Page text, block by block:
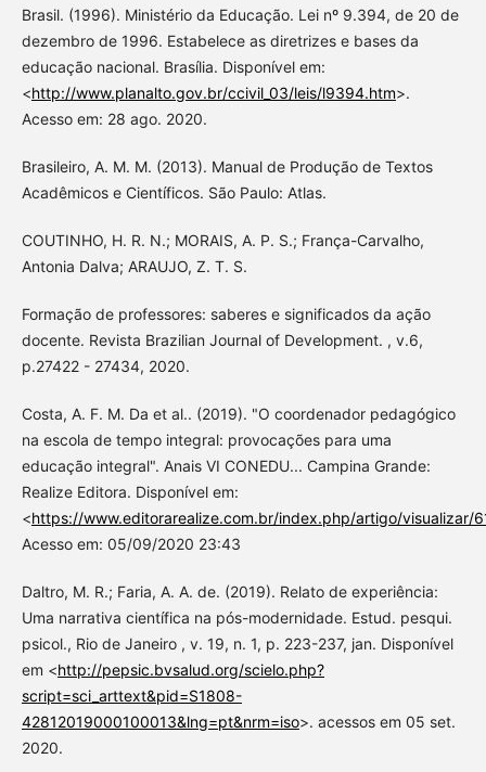
Brasil. (1996). Ministério da Educação. Lei nº 9.394, de 20 de
dezembro de 1996. Estabelece as diretrizes e bases da
educação nacional. Brasília. Disponível em:
<http://www.planalto.gov.br/ccivil_03/leis/l9394.htm>.
Acesso em: 28 ago. 2020.
Brasileiro, A. M. M. (2013). Manual de Produção de Textos
Acadêmicos e Científicos. São Paulo: Atlas.
COUTINHO, H. R. N.; MORAIS, A. P. S.; França-Carvalho,
Antonia Dalva; ARAUJO, Z. T. S.
Formação de professores: saberes e significados da ação
docente. Revista Brazilian Journal of Development. , v.6,
p.27422 - 27434, 2020.
Costa, A. F. M. Da et al.. (2019). "O coordenador pedagógico
na escola de tempo integral: provocações para uma
educação integral". Anais VI CONEDU... Campina Grande:
Realize Editora. Disponível em:
<https://www.editorarealize.com.br/index.php/artigo/visualizar/
Acesso em: 05/09/2020 23:43
Daltro, M. R.; Faria, A. A. de. (2019). Relato de experiência:
Uma narrativa científica na pós-modernidade. Estud. pesqui.
psicol., Rio de Janeiro , v. 19, n. 1, p. 223-237, jan. Disponível
em <http://pepsic.bvsalud.org/scielo.php?
script=sci_arttext&pid=S1808-
42812019000100013&lng=pt&nrm=iso>. acessos em 05 set.
2020.